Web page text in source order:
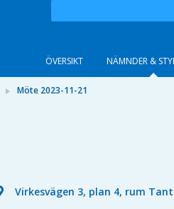
ÖVERSIKT NÄMNDER &
Möte 2023-11-21
Virkesvägen 3, plan 4, rum